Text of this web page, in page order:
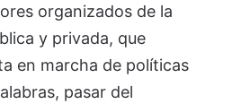
organizados de la
y privada, que
en marcha de políticas
pasar del